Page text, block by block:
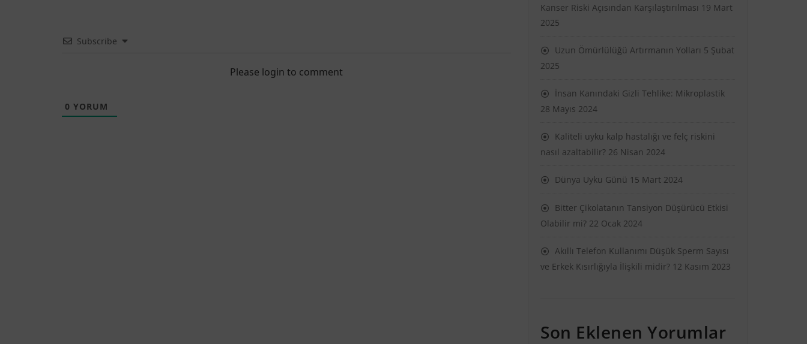
Subscribe
Please login to comment
0 YORUM
Kanser Riski Açısından Karşılaştırılması 19 Mart
2025
Uzun Ömürlülüğü Artırmanın Yolları 5 Şubat
2025
İnsan Kanındaki Gizli Tehlike: Mikroplastik
28 Mayıs 2024
Kaliteli uyku kalp hastalığı ve felç riskini
nasıl azaltabilir? 26 Nisan 2024
Dünya Uyku Günü 15 Mart 2024
Bitter Çikolatanın Tansiyon Düşürücü Etkisi
Olabilir mi? 22 Ocak 2024
Akıllı Telefon Kullanımı Düşük Sperm Sayısı
ve Erkek Kısırlığıyla İlişkili midir? 12 Kasım 2023
Son Eklenen Yorumlar